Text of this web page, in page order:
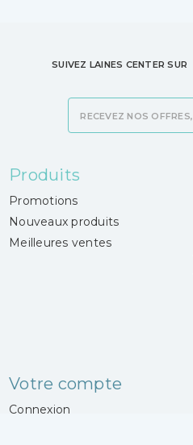
SUIVEZ LAINES CENTER SUR
Produits
Promotions
Nouveaux produits
Meilleures ventes
Votre compte
Connexion